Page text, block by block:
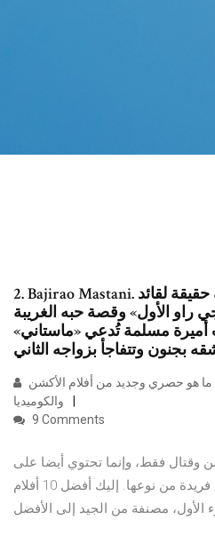
2. Bajirao Mastani. فيلم تاريخي عن قصة حقيقة لقائد
الأول» وقصة حبه الغريبة
أميرة مسلمة تُدعي «ماستاني»
والكوميديا
9 Comments
وقتال فقط، وإنما تحتوي أيضا على
سيناريو ذو حبكة محكمة وقصة فريدة من نوعها. إليك أفضل 10 أفلام